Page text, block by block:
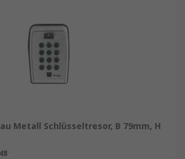
Metall Schlüsseltresor, B 79mm, H